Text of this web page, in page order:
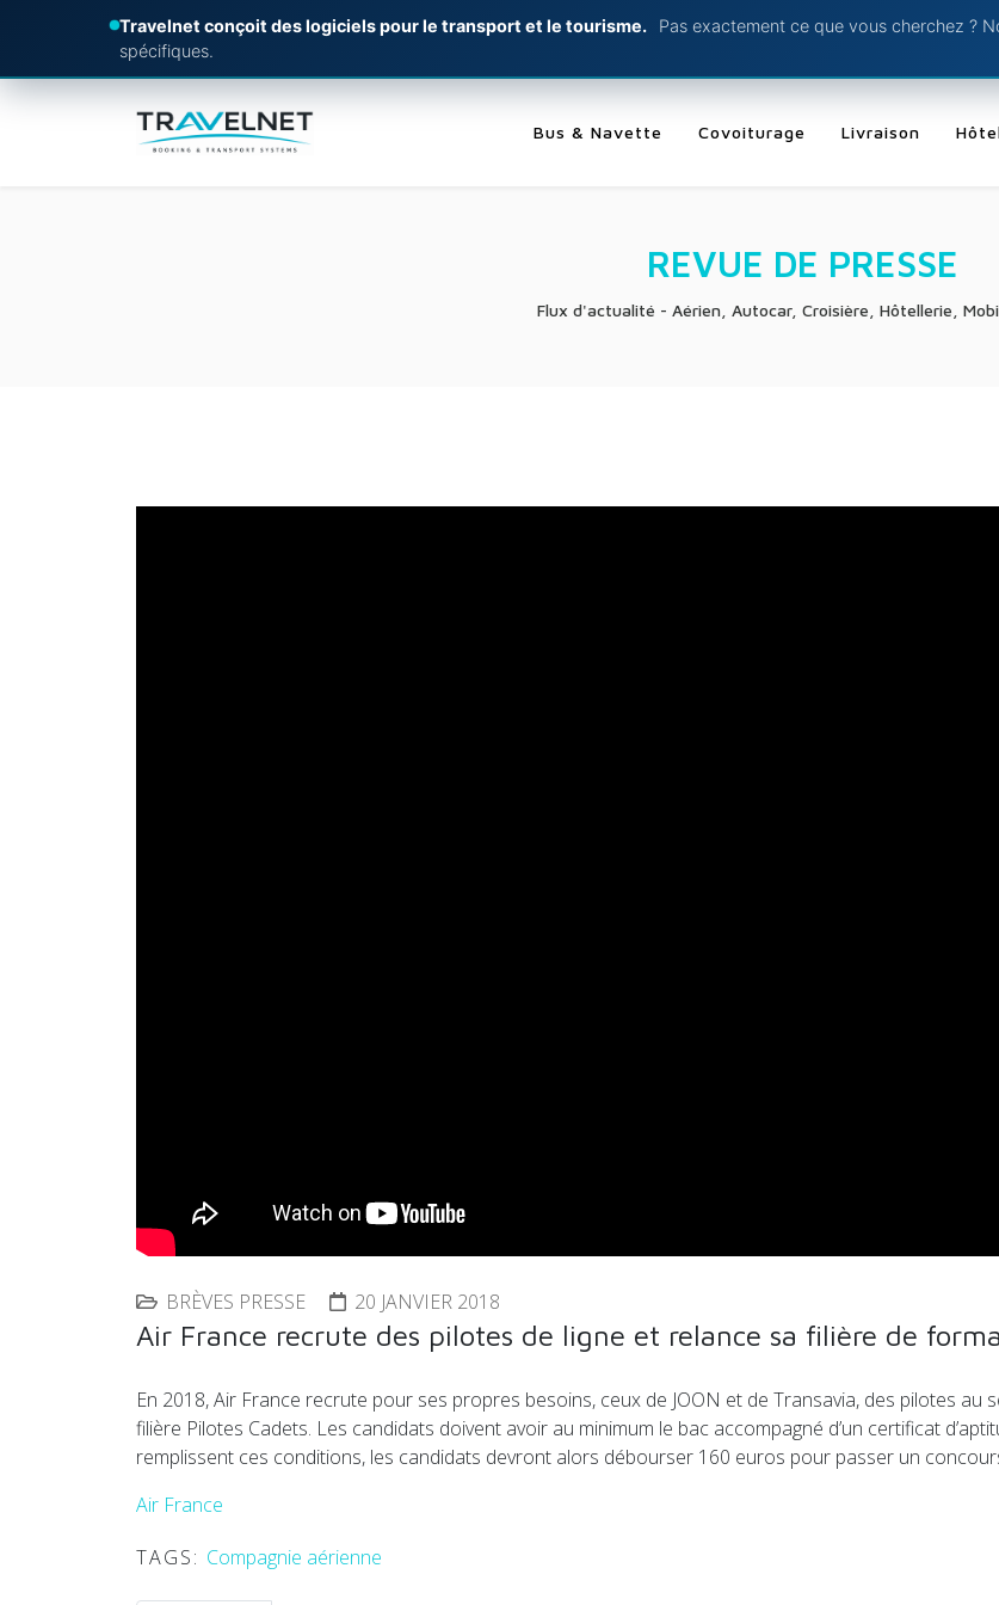
Travelnet conçoit des logiciels pour le transport et le tourisme.
Pas exactement ce que vous cherchez ?
spécifiques.
Bus & Navette Covoiturage Livraison
REVUE DE PRESSE
Flux d'actualité - Aérien, Autocar, Croisière, Hôtellerie,
BRÈVES PRESSE 20 JANVIER 2018
Air France recrute des pilotes de ligne et relance sa filière de
En 2018, Air France recrute pour ses propres besoins, ceux de JOON et de Transavia, des pilotes
filière Pilotes Cadets. Les candidats doivent avoir au minimum le bac accompagné d’un certificat
remplissent ces conditions, les candidats devront alors débourser 160 euros pour passer un
Air France
TAGS: Compagnie aérienne